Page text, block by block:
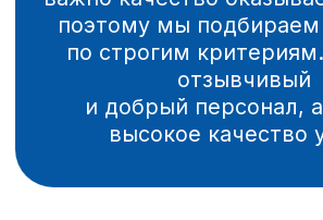
Все услуги аппаратной коррекции
подходят как женщинам, так
и мужчинам. Для нас очень важно
провести процедуру эффективно,
и при этом тактично. Поделиться
переживаниями о своей фигуре очень
сложно, даже близким друзьям,
поэтому нам важно, чтобы каждый
не стеснялся и чувствовал себя